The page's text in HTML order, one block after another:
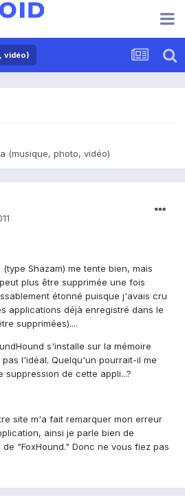
vidéo)
(musique, photo, vidéo)
Shazam) me tente bien, mais
plus être supprimée une fois
étonné puisque j'avais cru
applications déjà enregistré dans le
supprimées)....
s'installe sur la mémoire
l'idéal. Quelqu'un pourrait-il me
de cette appli...?
site m'a fait remarquer mon erreur
ainsi je parle bien de
"FoxHound." Donc ne vous fiez pas